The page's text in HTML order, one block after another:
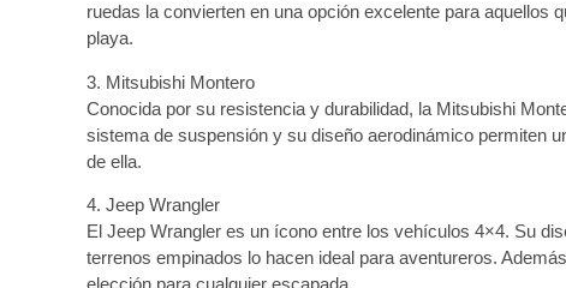
ruedas la convierten en una opción excelente para aquellos
playa.
3. Mitsubishi Montero
Conocida por su resistencia y durabilidad, la Mitsubishi
sistema de suspensión y su diseño aerodinámico permiten
de ella.
4. Jeep Wrangler
El Jeep Wrangler es un ícono entre los vehículos 4×4. Su
terrenos empinados lo hacen ideal para aventureros.